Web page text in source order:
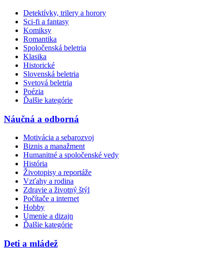
Detektívky, trilery a horory
Sci-fi a fantasy
Komiksy
Romantika
Spoločenská beletria
Klasika
Historické
Slovenská beletria
Svetová beletria
Poézia
Ďalšie kategórie
Náučná a odborná
Motivácia a sebarozvoj
Biznis a manažment
Humanitné a spoločenské vedy
História
Životopisy a reportáže
Vzťahy a rodina
Zdravie a životný štýl
Počítače a internet
Hobby
Umenie a dizajn
Ďalšie kategórie
Deti a mládež